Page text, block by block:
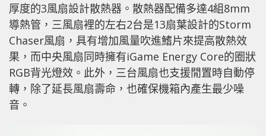
厚度的3風扇設計散熱器。散熱器配備多達4組8mm
導熱管，三風扇裡的左右2台是13扇葉設計的Storm
Chaser風扇，具有增加風量吹進鰭片來提高散熱效
果，而中央風扇同時擁有iGame Energy Core的圈狀
RGB背光燈效。此外，三台風扇也支援閒置時自動停
轉，除了延長風扇壽命，也確保機箱內產生最少噪
音。